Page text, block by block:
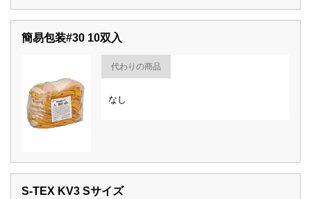
簡易包装#30 10双入
代わりの商品
なし
S-TEX KV3 Sサイズ